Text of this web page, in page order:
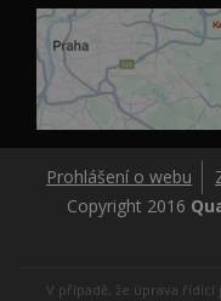
Prohlášení o webu
Copyright 2016
V případě, že úprava řídící